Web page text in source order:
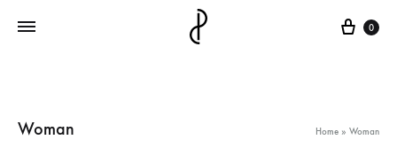
0
Woman Home » Woman